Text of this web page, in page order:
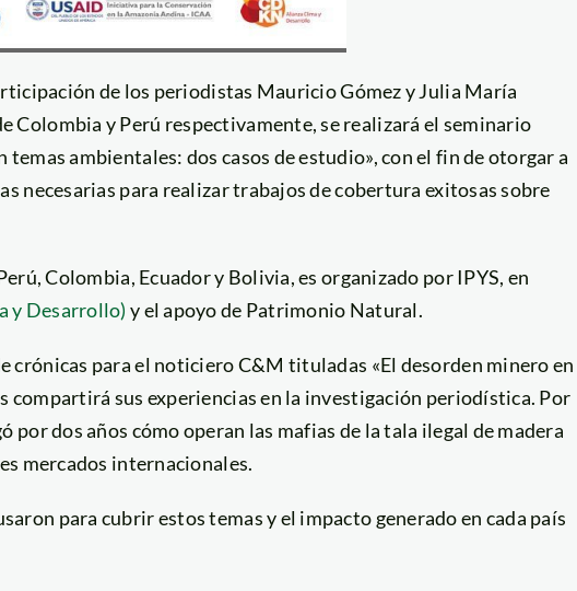
de los periodistas Mauricio Gómez y Julia María
Colombia y Perú respectivamente, se realizará el seminario
ambientales: dos casos de estudio», con el fin de otorgar a
necesarias para realizar trabajos de cobertura exitosas sobre
Colombia, Ecuador y Bolivia, es organizado por IPYS, en
y Desarrollo) y el apoyo de Patrimonio Natural.
crónicas para el noticiero C&M tituladas «El desorden minero en
compartirá sus experiencias en la investigación periodística. Por
dos años cómo operan las mafias de la tala ilegal de madera
mercados internacionales.
para cubrir estos temas y el impacto generado en cada país